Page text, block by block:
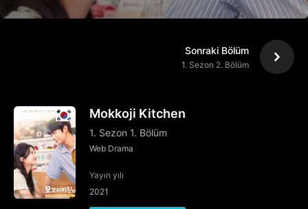
Sonraki Bölüm
1. Sezon 2. Bölüm
Mokkoji Kitchen
1. Sezon 1. Bölüm
Web Drama
Yayın yılı
2021